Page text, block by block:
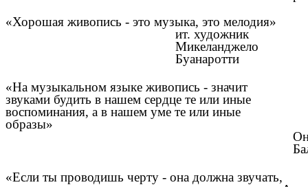
«Хорошая живопись - это музыка, это мелодия»
ит. художник
Микеланджело
Буанаротти
«На музыкальном языке живопись - значит
звуками будить в нашем сердце те или иные
воспоминания, а в нашем уме те или иные
образы»
«Если ты проводишь черту - она должна звучать,